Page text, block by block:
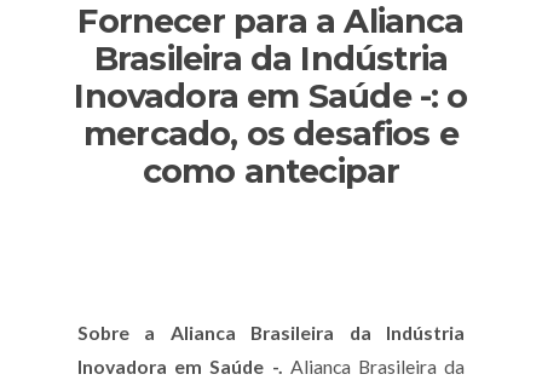
Fornecer para a Alianca
Brasileira da Indústria
Inovadora em Saúde -: o
mercado, os desafios e
como antecipar
Sobre a Alianca Brasileira da Indústria
Inovadora em Saúde -. Alianca Brasileira da